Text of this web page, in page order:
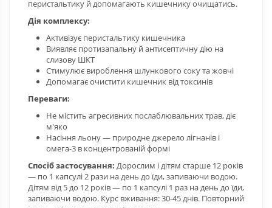
перистальтику й допомагають кишечнику очищатись.
Дія комплексу:
Активізує перистальтику кишечника
Виявляє протизапальну й антисептичну дію на
слизову ШКТ
Стимулює вироблення шлункового соку та жовчі
Допомагає очистити кишечник від токсинів
Переваги:
Не містить агресивних послаблювальних трав, діє
м'яко
Насіння льону — природне джерело лігнанів і
омега-3 в концентрованій формі
Спосіб застосування: Дорослим і дітям старше 12 років
— по 1 капсулі 2 рази на день до їди, запиваючи водою.
Дітям від 5 до 12 років — по 1 капсулі 1 раз на день до їди,
запиваючи водою. Курс вживання: 30-45 днів. Повторний